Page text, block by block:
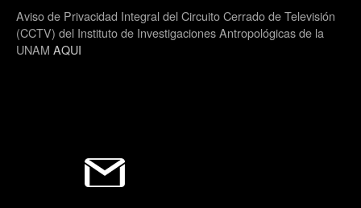
Aviso de Privacidad Integral del Circuito Cerrado de Televisión
(CCTV) del Instituto de Investigaciones Antropológicas de la
UNAM AQUI